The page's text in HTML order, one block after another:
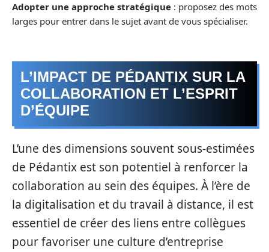
Adopter une approche stratégique : proposez des mots
larges pour entrer dans le sujet avant de vous spécialiser.
L’IMPACT DE PÉDANTIX SUR LA
COLLABORATION ET L’ESPRIT
D’ÉQUIPE
L’une des dimensions souvent sous-estimées
de Pédantix est son potentiel à renforcer la
collaboration au sein des équipes. À l’ère de
la digitalisation et du travail à distance, il est
essentiel de créer des liens entre collègues
pour favoriser une culture d’entreprise